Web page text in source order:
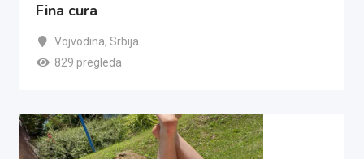
Fina cura
Vojvodina, Srbija
829 pregleda